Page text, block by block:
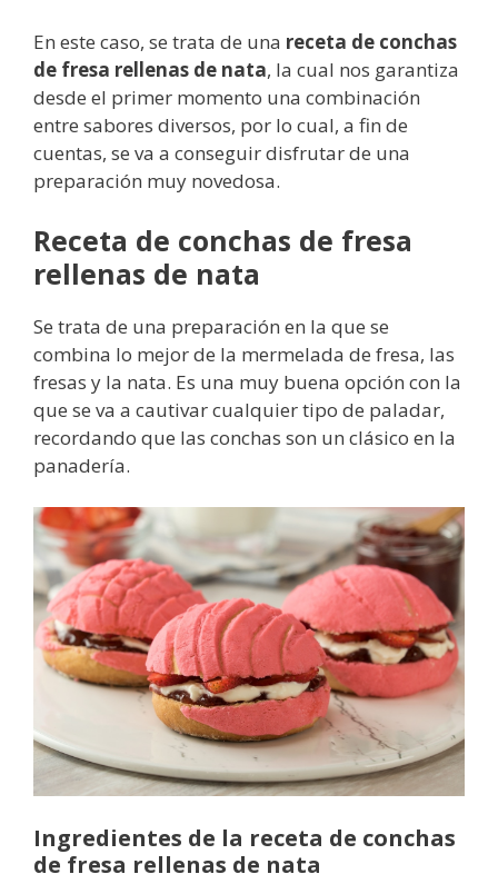
En este caso, se trata de una receta de conchas
de fresa rellenas de nata, la cual nos garantiza
desde el primer momento una combinación
entre sabores diversos, por lo cual, a fin de
cuentas, se va a conseguir disfrutar de una
preparación muy novedosa.
Receta de conchas de fresa
rellenas de nata
Se trata de una preparación en la que se
combina lo mejor de la mermelada de fresa, las
fresas y la nata. Es una muy buena opción con la
que se va a cautivar cualquier tipo de paladar,
recordando que las conchas son un clásico en la
panadería.
Ingredientes de la receta de conchas
de fresa rellenas de nata